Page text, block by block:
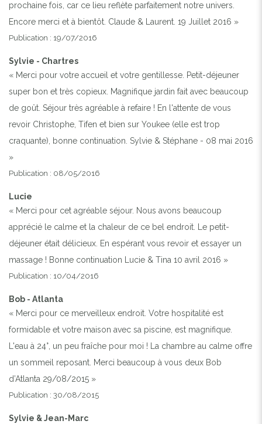
prochaine fois, car ce lieu reflète parfaitement notre univers.
Encore merci et à bientôt. Claude & Laurent. 19 Juillet 2016 »
Publication : 19/07/2016
Sylvie - Chartres
« Merci pour votre accueil et votre gentillesse. Petit-déjeuner
super bon et très copieux. Magnifique jardin fait avec beaucoup
de goût. Séjour très agréable à refaire ! En l'attente de vous
revoir Christophe, Tifen et bien sur Youkee (elle est trop
craquante), bonne continuation. Sylvie & Stéphane - 08 mai 2016
»
Publication : 08/05/2016
Lucie
« Merci pour cet agréable séjour. Nous avons beaucoup
apprécié le calme et la chaleur de ce bel endroit. Le petit-
déjeuner était délicieux. En espérant vous revoir et essayer un
massage ! Bonne continuation Lucie & Tina 10 avril 2016 »
Publication : 10/04/2016
Bob - Atlanta
« Merci pour ce merveilleux endroit. Votre hospitalité est
formidable et votre maison avec sa piscine, est magnifique.
L'eau à 24°, un peu fraîche pour moi ! La chambre au calme offre
un sommeil reposant. Merci beaucoup à vous deux Bob
d’Atlanta 29/08/2015 »
Publication : 30/08/2015
Sylvie & Jean-Marc